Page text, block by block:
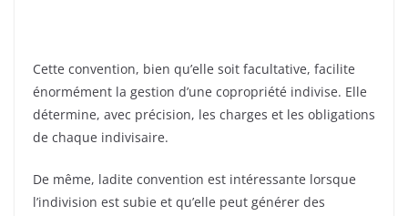
Cette convention, bien qu’elle soit facultative, facilite
énormément la gestion d’une copropriété indivise. Elle
détermine, avec précision, les charges et les obligations
de chaque indivisaire.
De même, ladite convention est intéressante lorsque
l’indivision est subie et qu’elle peut générer des